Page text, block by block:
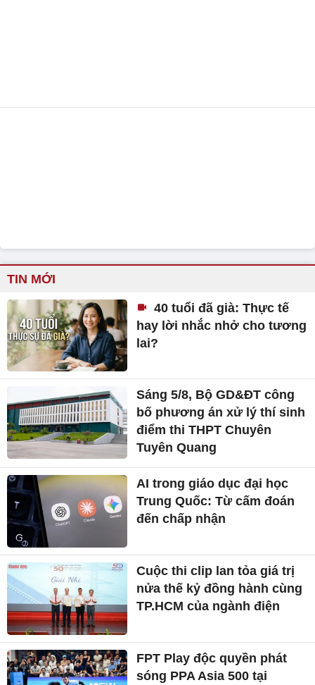
TIN MỚI
40 tuổi đã già: Thực tế
hay lời nhắc nhở cho tương
lai?
Sáng 5/8, Bộ GD&ĐT công
bố phương án xử lý thí sinh
điểm thi THPT Chuyên
Tuyên Quang
AI trong giáo dục đại học
Trung Quốc: Từ cấm đoán
đến chấp nhận
Cuộc thi clip lan tỏa giá trị
nửa thế kỷ đồng hành cùng
TP.HCM của ngành điện
FPT Play độc quyền phát
sóng PPA Asia 500 tại